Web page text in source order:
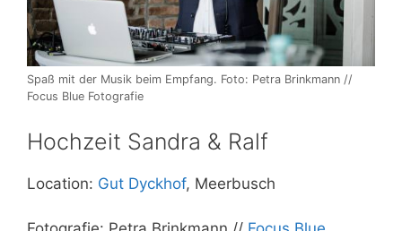
Spaß mit der Musik beim Empfang. Foto: Petra Brinkmann //
Focus Blue Fotografie
Hochzeit Sandra & Ralf
Location: Gut Dyckhof, Meerbusch